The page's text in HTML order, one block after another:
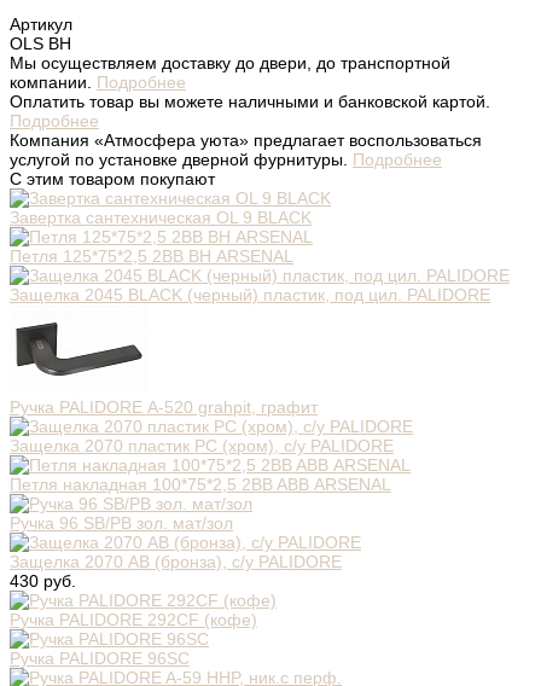
Артикул
OLS BH
Мы осуществляем доставку до двери, до транспортной
компании. Подробнее
Оплатить товар вы можете наличными и банковской картой.
Подробнее
Компания «Атмосфера уюта» предлагает воспользоваться
услугой по установке дверной фурнитуры. Подробнее
С этим товаром покупают
Завертка сантехническая OL 9 BLACK
Петля 125*75*2,5 2ВВ ВН ARSENAL
Защелка 2045 BLACK (черный) пластик, под цил. PALIDORE
Ручка PALIDORE А-520 grahpit, графит
Защелка 2070 пластик РС (хром), с/у PALIDORE
Петля накладная 100*75*2,5 2BB ABВ ARSENAL
Ручка 96 SB/PB зол. мат/зол
Защелка 2070 AB (бронза), с/у PALIDORE
430 руб.
Ручка PALIDORE 292CF (кофе)
Ручка PALIDORE 96SC